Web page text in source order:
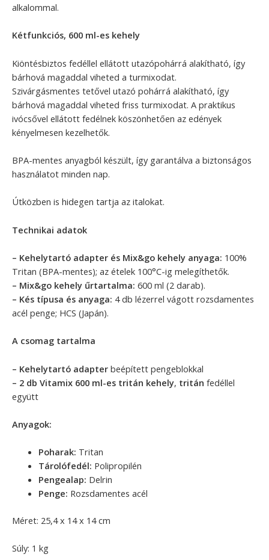
alkalommal.
Kétfunkciós, 600 ml-es kehely
Kiöntésbiztos fedéllel ellátott utazópohárrá alakítható, így
bárhová magaddal viheted a turmixodat.
Szivárgásmentes tetővel utazó pohárrá alakítható, így
bárhová magaddal viheted friss turmixodat. A praktikus
ivócsővel ellátott fedélnek köszönhetően az edények
kényelmesen kezelhetők.
BPA-mentes anyagból készült, így garantálva a biztonságos
használatot minden nap.
Útközben is hidegen tartja az italokat.
Technikai adatok
– Kehelytartó adapter és Mix&go kehely anyaga: 100%
Tritan (BPA-mentes); az ételek 100°C-ig melegíthetők.
– Mix&go kehely űrtartalma: 600 ml (2 darab).
– Kés típusa és anyaga: 4 db lézerrel vágott rozsdamentes
acél penge; HCS (Japán).
A csomag tartalma
– Kehelytartó adapter beépített pengeblokkal
– 2 db Vitamix 600 ml-es tritán kehely, tritán fedéllel
együtt
Anyagok:
Poharak: Tritan
Tárolófedél: Polipropilén
Pengealap: Delrin
Penge: Rozsdamentes acél
Méret: 25,4 x 14 x 14 cm
Súly: 1 kg